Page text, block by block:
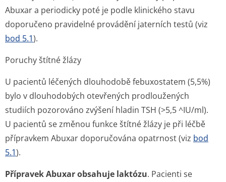
Abuxar a periodicky poté je podle klinického stavu
doporučeno pravidelné provádění jaterních testů (viz
bod 5.1).
Poruchy štítné žlázy
U pacientů léčených dlouhodobě febuxostatem (5,5%)
bylo v dlouhodobých otevřených prodloužených
studiích pozorováno zvýšení hladin TSH (>5,5 ^IU/ml).
U pacientů se změnou funkce štítné žlázy je při léčbě
přípravkem Abuxar doporučována opatrnost (viz bod
5.1).
Přípravek Abuxar obsahuje laktózu. Pacienti se